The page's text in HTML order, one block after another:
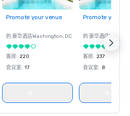
Promote your venue
的 豪华酒店Washington, DC
客房: 220
会议室: 17
Promote your
的 豪华酒店
客房: 237
会议室: 8